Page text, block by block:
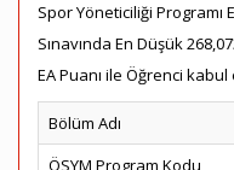
Spor Yöneticiliği
Sınavında En Düşük
EA Puanı ile Öğrenci kabul
Bölüm Adı
ÖSYM Program Kodu